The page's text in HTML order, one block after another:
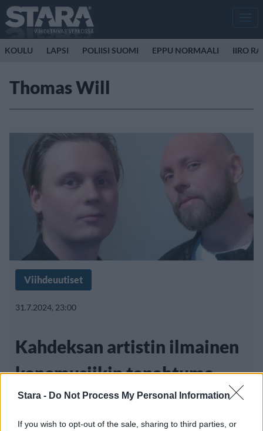
Stara - Do Not Process My Personal Information
If you wish to opt-out of the sale, sharing to third parties, or
KOULU LAPSI POLIISI SUOMI EPPU NORMAALI IIRO
Thomas Will
Viihdeuutiset
31.7.2024, 23:00
Kahdeksan artistin ilmainen
konemusiikin tapahtuma
Helsinkiin